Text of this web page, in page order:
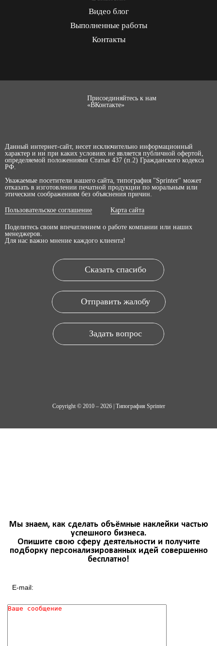
Видео блог
Выполненные работы
Контакты
Присоединяйтесь к нам
«ВКонтакте»
Данный интернет-сайт, несет исключительно информационный
характер и ни при каких условиях не является публичной офертой,
определяемой положениями Статьи 437 (п.2) Гражданского кодекса
РФ.
Уважаемые посетители нашего сайта, типография "Sprinter" может
отказать в изготовлении печатной продукции по моральным или
этическим соображениям без объяснения причин.
Пользовательское соглашение Карта сайта
Поделитесь своим впечатлением о работе компании или наших
менеджеров.
Для нас важно мнение каждого клиента!
Сказать спасибо
Отправить жалобу
Задать вопрос
Copyright © 2010 – 2026 | Типография Sprinter
Мы знаем, как сделать объёмные наклейки частью
успешного бизнеса.
Опишите свою сферу деятельности и получите
подборку персонализированных идей совершенно
бесплатно!